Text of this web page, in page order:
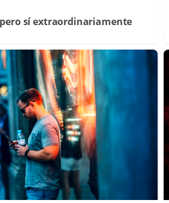
sí extraordinariamente